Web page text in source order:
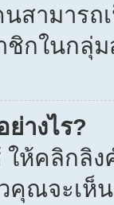
สามารถ
กในกลุ่ม
างไร?
ให้คลิกลิ
คุณจะเห็